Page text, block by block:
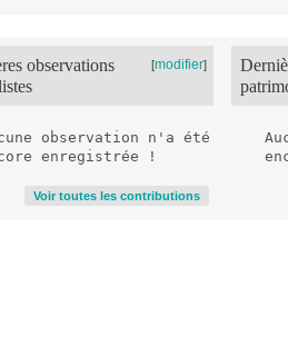
[modifier]
observations
observation n'a été
Voir toutes les contributions